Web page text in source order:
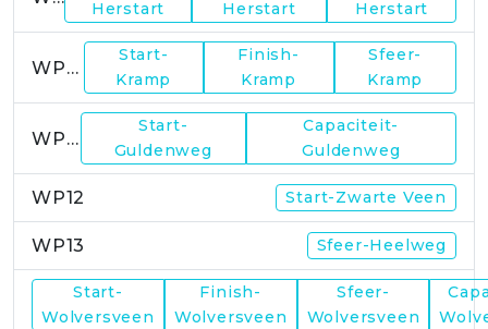
Herstart
Herstart
Herstart
WP10
Start-
Kramp
Finish-
Kramp
Sfeer-
Kramp
WP11
Start-
Guldenweg
Capaciteit-
Guldenweg
WP12 Start-Zwarte Veen
WP13 Sfeer-Heelweg
Start-
Wolversveen
Finish-
Wolversveen
Sfeer-
Wolversveen